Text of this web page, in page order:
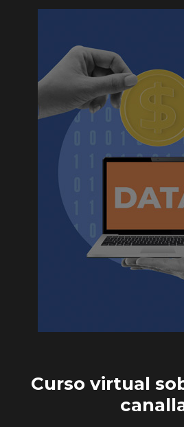
Curso virtual